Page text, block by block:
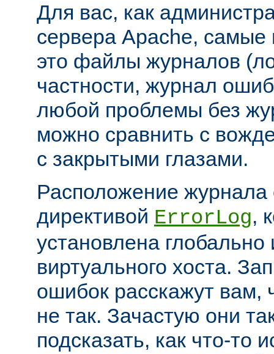
Для вас, как
сервера Apache,
это файлы журналов
частности, журнал
любой проблемы без
можно сравнить с
с закрытыми глазами.
Расположение журнала
директивой ErrorLog,
установлена
виртуального хоста.
ошибок расскажут вам,
не так. Зачастую они
подсказать, как что-то